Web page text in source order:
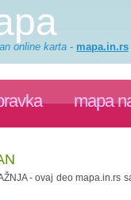
online karta - mapa.in.rs
mapa
- ovaj deo mapa.in.rs